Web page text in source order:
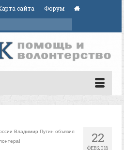
сайта
Форум
22
ФЕВ 2018
Владимир Путин объявил